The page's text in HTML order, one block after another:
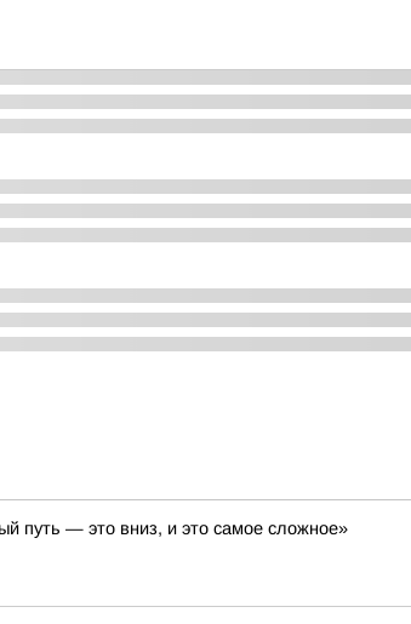
путь — это вниз, и это самое сложное»